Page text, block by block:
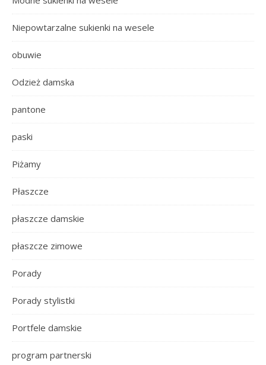
Niepowtarzalne sukienki na wesele
obuwie
Odzież damska
pantone
paski
Piżamy
Płaszcze
płaszcze damskie
płaszcze zimowe
Porady
Porady stylistki
Portfele damskie
program partnerski